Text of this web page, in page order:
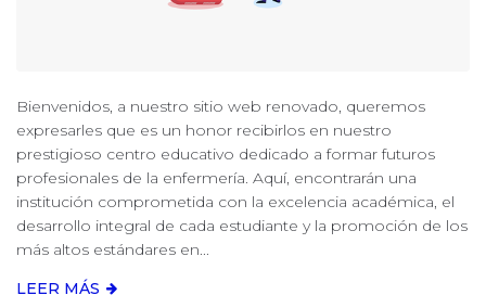
Bienvenidos, a nuestro sitio web renovado, queremos
expresarles que es un honor recibirlos en nuestro
prestigioso centro educativo dedicado a formar futuros
profesionales de la enfermería. Aquí, encontrarán una
institución comprometida con la excelencia académica, el
desarrollo integral de cada estudiante y la promoción de los
más altos estándares en...
LEER MÁS